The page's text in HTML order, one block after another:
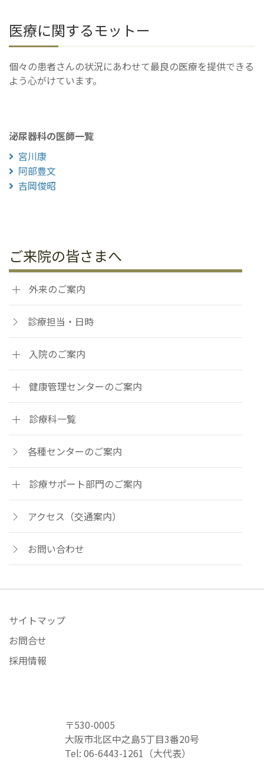
医療に関するモットー
個々の患者さんの状況にあわせて最良の医療を提供できる
よう心がけています。
泌尿器科の医師一覧
宮川康
阿部豊文
吉岡俊昭
ご来院の皆さまへ
外来のご案内
診療担当・日時
入院のご案内
健康管理センターのご案内
診療科一覧
各種センターのご案内
診療サポート部門のご案内
アクセス（交通案内）
お問い合わせ
サイトマップ
お問合せ
採用情報
〒530-0005
大阪市北区中之島5丁目3番20号
Tel: 06-6443-1261（大代表）